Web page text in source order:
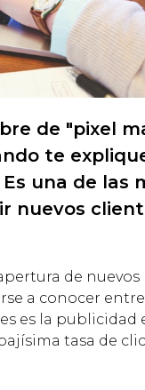
de "pixel
te
una de las
nuevos
de
a conocer
es la publicidad
tasa de